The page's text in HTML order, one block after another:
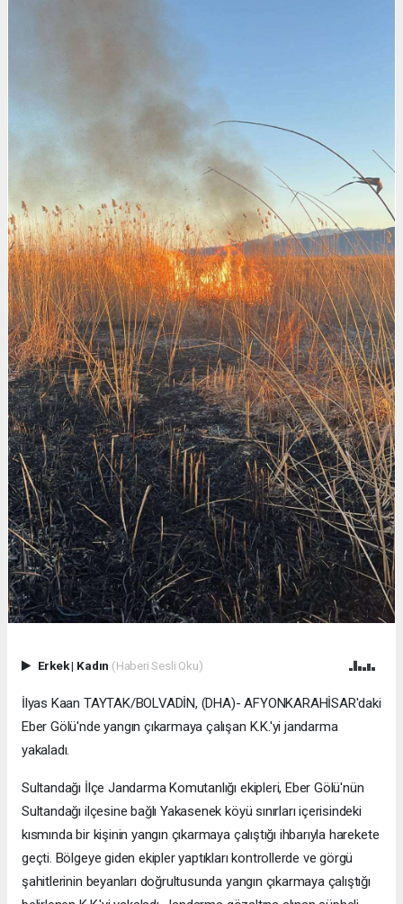
Erkek| Kadın (Haberi Sesli Oku)
İlyas Kaan TAYTAK/BOLVADİN, (DHA)- AFYONKARAHİSAR'daki
Eber Gölü'nde yangın çıkarmaya çalışan K.K.'yi jandarma
yakaladı.
Sultandağı İlçe Jandarma Komutanlığı ekipleri, Eber Gölü'nün
Sultandağı ilçesine bağlı Yakasenek köyü sınırları içerisindeki
kısmında bir kişinin yangın çıkarmaya çalıştığı ihbarıyla harekete
geçti. Bölgeye giden ekipler yaptıkları kontrollerde ve görgü
şahitlerinin beyanları doğrultusunda yangın çıkarmaya çalıştığı